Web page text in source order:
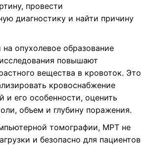
провести
диагностику и найти причину
опухолевое образование
повышают
вещества в кровоток. Это
кровоснабжение
и его особенности, оценить
объем и глубину поражения.
томографии, МРТ не
и безопасно для пациентов